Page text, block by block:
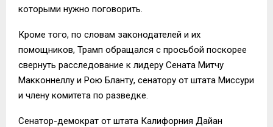
которыми нужно поговорить.
Кроме того, по словам законодателей и их
помощников, Трамп обращался с просьбой поскорее
свернуть расследование к лидеру Сената Митчу
Макконнеллу и Рою Бланту, сенатору от штата Миссури
и члену комитета по разведке.
Сенатор-демократ от штата Калифорния Дайан